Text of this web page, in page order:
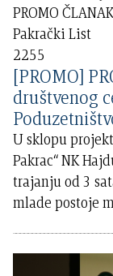
PROMO
Pakrački List
2255
[PROMO]
društvenog
U sklopu
Pakrac“ NK
trajanju od 3
mlade postoje